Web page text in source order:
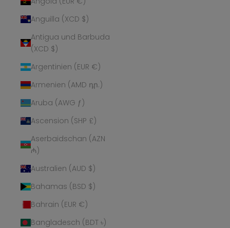
Anguilla (XCD $)
Antigua und Barbuda
(XCD $)
Argentinien (EUR €)
Armenien (AMD դր.)
Aruba (AWG ƒ)
Ascension (SHP £)
Aserbaidschan (AZN
₼)
Australien (AUD $)
Bahamas (BSD $)
Bahrain (EUR €)
Bangladesch (BDT ৳)